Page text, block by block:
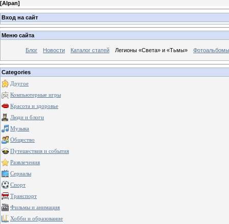
[Alpan]
Вход на сайт
Меню сайта
Блог Новости Каталог статей Легионы «Света» и «Тьмы» Фотоальбомы
Categories
Другое
Компьютерные игры
Красота и здоровье
Люди и блоги
Музыка
Общество
Путешествия и события
Развлечения
Сериалы
Спорт
Транспорт
Фильмы и анимация
Хобби и образование